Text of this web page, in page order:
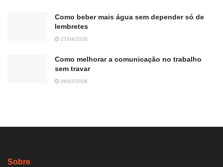
Como beber mais água sem depender só de
lembretes
27/04/2026
Como melhorar a comunicação no trabalho
sem travar
06/07/2026
Sobre